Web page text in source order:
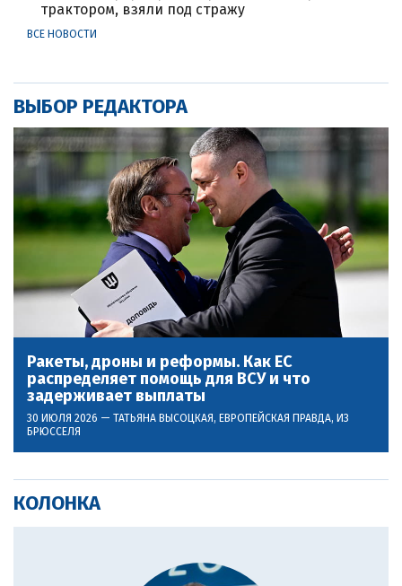
трактором, взяли под стражу
ВСЕ НОВОСТИ
ВЫБОР РЕДАКТОРА
Ракеты, дроны и реформы. Как ЕС
распределяет помощь для ВСУ и что
задерживает выплаты
30 ИЮЛЯ 2026 — ТАТЬЯНА ВЫСОЦКАЯ , ЕВРОПЕЙСКАЯ ПРАВДА, ИЗ
БРЮССЕЛЯ
КОЛОНКА